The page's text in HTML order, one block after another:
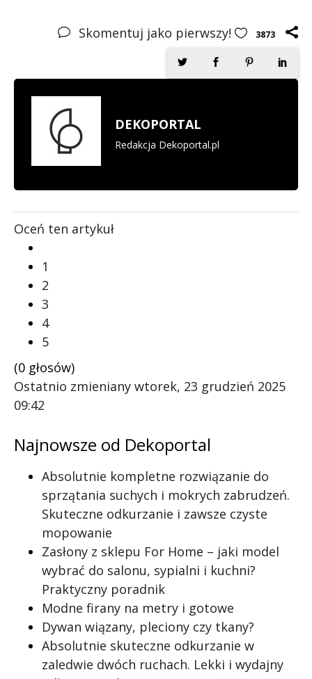
Skomentuj jako pierwszy! 3873
DEKOPORTAL
Redakcja Dekoportal.pl
Oceń ten artykuł
1
2
3
4
5
(0 głosów)
Ostatnio zmieniany wtorek, 23 grudzień 2025
09:42
Najnowsze od Dekoportal
Absolutnie kompletne rozwiązanie do
sprzątania suchych i mokrych zabrudzeń.
Skuteczne odkurzanie i zawsze czyste
mopowanie
Zasłony z sklepu For Home – jaki model
wybrać do salonu, sypialni i kuchni?
Praktyczny poradnik
Modne firany na metry i gotowe
Dywan wiązany, pleciony czy tkany?
Absolutnie skuteczne odkurzanie w
zaledwie dwóch ruchach. Lekki i wydajny